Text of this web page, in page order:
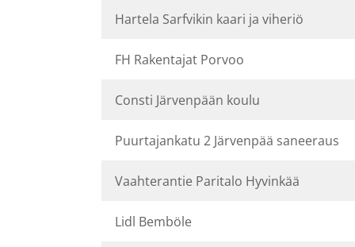
Hartela Sarfvikin kaari ja viheriö
FH Rakentajat Porvoo
Consti Järvenpään koulu
Puurtajankatu 2 Järvenpää saneeraus
Vaahterantie Paritalo Hyvinkää
Lidl Bemböle